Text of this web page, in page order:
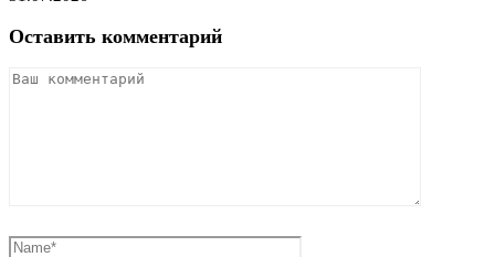
Оставить комментарий